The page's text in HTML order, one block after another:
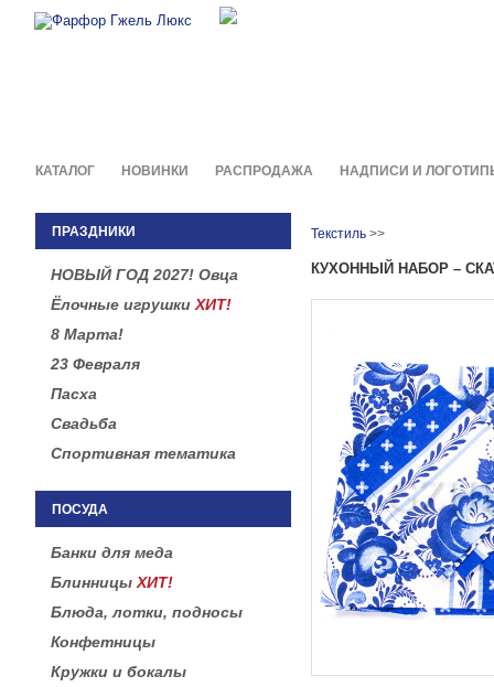
КАТАЛОГ НОВИНКИ РАСПРОДАЖА НАДПИСИ И
ПРАЗДНИКИ
НОВЫЙ ГОД 2027! Овца
Ёлочные игрушки ХИТ!
8 Марта!
23 Февраля
Пасха
Свадьба
Спортивная тематика
ПОСУДА
Банки для меда
Блинницы ХИТ!
Блюда, лотки, подносы
Конфетницы
Кружки и бокалы
Текстиль >>
КУХОННЫЙ НАБОР –